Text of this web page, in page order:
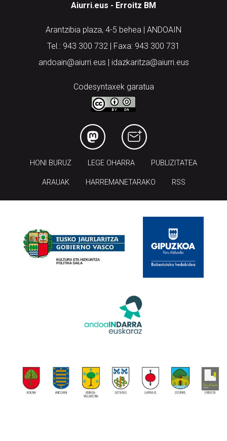
Aiurri.eus - Erroitz BM
Arantzibia plaza, 4-5 behea | ANDOAIN
Tel.: 943 300 732 | Faxa: 943 300 731
andoain@aiurri.eus | idazkaritza@aiurri.eus
Codesyntaxek garatua
HONI BURUZ LEGE OHARRA PUBLIZITATEA
ARAUAK HARREMANETARAKO RSS